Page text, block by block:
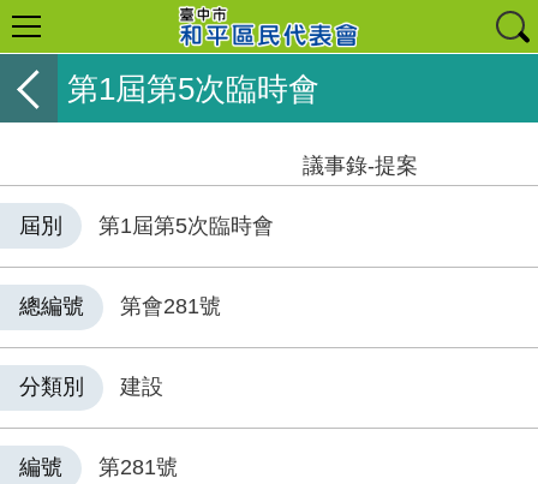
第1屆第5次臨時會
議事錄-提案
屆別 第1屆第5次臨時會
總編號 第會281號
分類別 建設
編號 第281號